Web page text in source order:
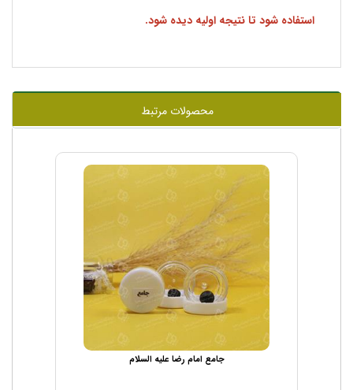
استفاده شود تا نتیجه اولیه دیده شود.
محصولات مرتبط
جامع امام رضا علیه السلام